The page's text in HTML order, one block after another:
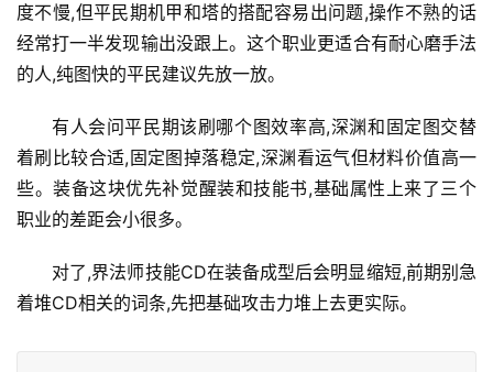
度不慢,但平民期机甲和塔的搭配容易出问题,操作不熟的话
经常打一半发现输出没跟上。这个职业更适合有耐心磨手法
的人,纯图快的平民建议先放一放。
有人会问平民期该刷哪个图效率高,深渊和固定图交替
着刷比较合适,固定图掉落稳定,深渊看运气但材料价值高一
些。装备这块优先补觉醒装和技能书,基础属性上来了三个
职业的差距会小很多。
对了,界法师技能CD在装备成型后会明显缩短,前期别急
着堆CD相关的词条,先把基础攻击力堆上去更实际。